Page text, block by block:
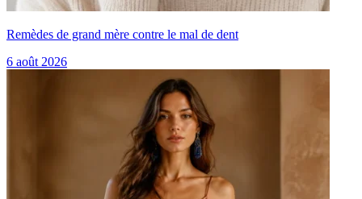
Remèdes de grand mère contre le mal de dent
6 août 2026